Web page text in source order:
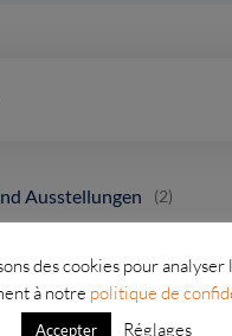
Ausstellungen (2)
(1)des cookies pour analyser
à notre politique de
Accepter Réglages